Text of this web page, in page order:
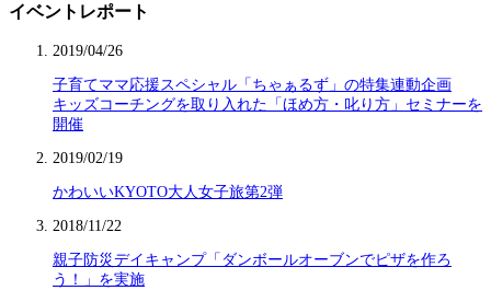
イベントレポート
2019/04/26
子育てママ応援スペシャル「ちゃぁるず」の特集連動企画
キッズコーチングを取り入れた「ほめ方・叱り方」セミナーを
開催
2019/02/19
かわいいKYOTO大人女子旅第2弾
2018/11/22
親子防災デイキャンプ「ダンボールオーブンでピザを作ろ
う！」を実施